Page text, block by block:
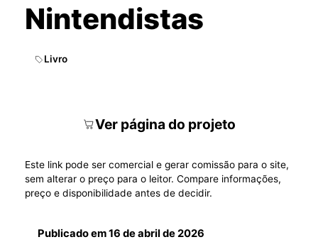
Nintendistas
Livro
Ver página do projeto
Este link pode ser comercial e gerar comissão para o site,
sem alterar o preço para o leitor. Compare informações,
preço e disponibilidade antes de decidir.
Publicado em16 de abril de 2026